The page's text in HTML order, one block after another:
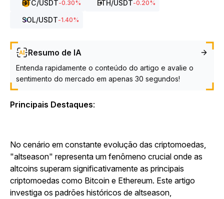
BTC/USDT-0.30% ETH/USDT-0.20%
SOL/USDT-1.40%
Resumo de IA
Entenda rapidamente o conteúdo do artigo e avalie o
sentimento do mercado em apenas 30 segundos!
Principais Destaques:
No cenário em constante evolução das criptomoedas,
"altseason" representa um fenômeno crucial onde as
altcoins superam significativamente as principais
criptomoedas como Bitcoin e Ethereum. Este artigo
investiga os padrões históricos de altseason,